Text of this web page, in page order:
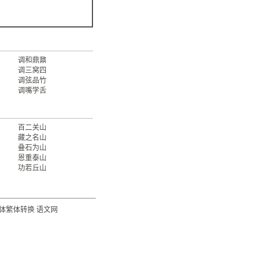
调和鼎鼐
调三窝四
调弦品竹
调嘴学舌
百二关山
藏之名山
叠石为山
恩重泰山
功若丘山
繁体转换 语文网